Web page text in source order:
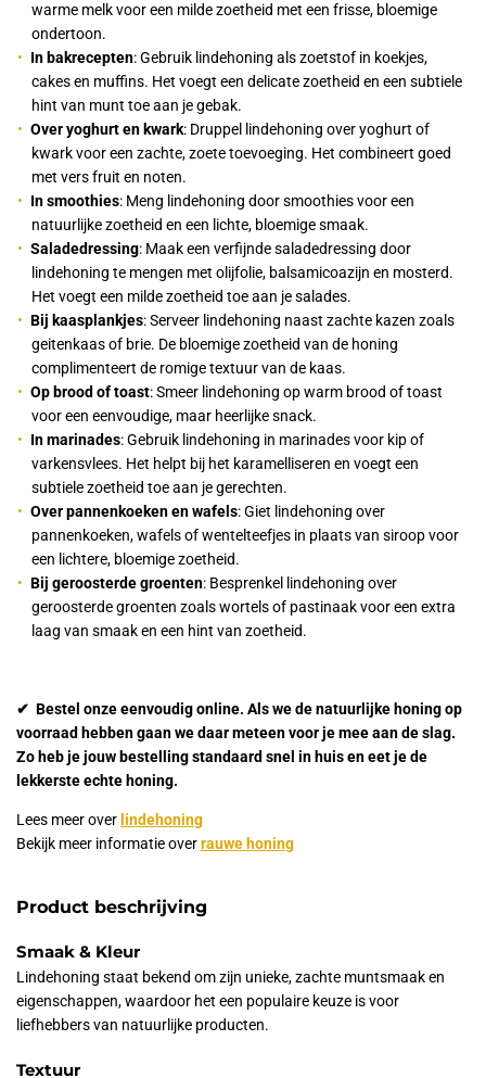
warme melk voor een milde zoetheid met een frisse, bloemige
ondertoon.
In bakrecepten: Gebruik lindehoning als zoetstof in koekjes,
cakes en muffins. Het voegt een delicate zoetheid en een subtiele
hint van munt toe aan je gebak.
Over yoghurt en kwark: Druppel lindehoning over yoghurt of
kwark voor een zachte, zoete toevoeging. Het combineert goed
met vers fruit en noten.
In smoothies: Meng lindehoning door smoothies voor een
natuurlijke zoetheid en een lichte, bloemige smaak.
Saladedressing: Maak een verfijnde saladedressing door
lindehoning te mengen met olijfolie, balsamicoazijn en mosterd.
Het voegt een milde zoetheid toe aan je salades.
Bij kaasplankjes: Serveer lindehoning naast zachte kazen zoals
geitenkaas of brie. De bloemige zoetheid van de honing
complimenteert de romige textuur van de kaas.
Op brood of toast: Smeer lindehoning op warm brood of toast
voor een eenvoudige, maar heerlijke snack.
In marinades: Gebruik lindehoning in marinades voor kip of
varkensvlees. Het helpt bij het karamelliseren en voegt een
subtiele zoetheid toe aan je gerechten.
Over pannenkoeken en wafels: Giet lindehoning over
pannenkoeken, wafels of wentelteefjes in plaats van siroop voor
een lichtere, bloemige zoetheid.
Bij geroosterde groenten: Besprenkel lindehoning over
geroosterde groenten zoals wortels of pastinaak voor een extra
laag van smaak en een hint van zoetheid.
✔ Bestel onze eenvoudig online. Als we de natuurlijke honing op
voorraad hebben gaan we daar meteen voor je mee aan de slag.
Zo heb je jouw bestelling standaard snel in huis en eet je de
lekkerste echte honing.
Lees meer over lindehoning
Bekijk meer informatie overrauwe honing
Product beschrijving
Smaak & Kleur
Lindehoning staat bekend om zijn unieke, zachte muntsmaak en
eigenschappen, waardoor het een populaire keuze is voor
liefhebbers van natuurlijke producten.
Textuur